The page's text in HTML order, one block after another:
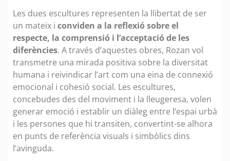
Les dues escultures representen la llibertat de ser
un mateix i conviden a la reflexió sobre el
respecte, la comprensió i l’acceptació de les
diferències. A través d’aquestes obres, Rozan vol
transmetre una mirada positiva sobre la diversitat
humana i reivindicar l’art com una eina de connexió
emocional i cohesió social. Les escultures,
concebudes des del moviment i la lleugeresa, volen
generar emoció i establir un diàleg entre l’espai urbà
i les persones que hi transiten, convertint-se alhora
en punts de referència visuals i simbòlics dins
l’avinguda.